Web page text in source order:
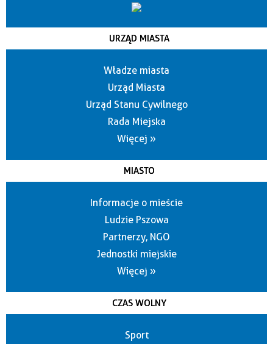
URZĄD MIASTA
Władze miasta
Urząd Miasta
Urząd Stanu Cywilnego
Rada Miejska
Więcej »
MIASTO
Informacje o mieście
Ludzie Pszowa
Partnerzy, NGO
Jednostki miejskie
Więcej »
CZAS WOLNY
Sport